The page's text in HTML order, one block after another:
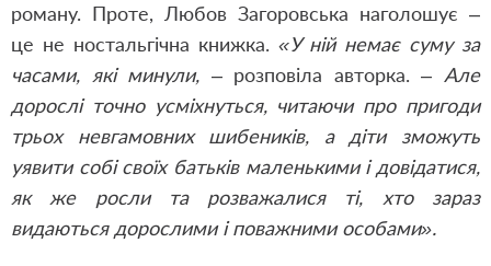
роману. Проте, Любов Загоровська наголошує –
це не ностальгічна книжка. «У ній немає суму за
часами, які минули, – розповіла авторка. – Але
дорослі точно усміхнуться, читаючи про пригоди
трьох невгамовних шибеників, а діти зможуть
уявити собі своїх батьків маленькими і довідатися,
як же росли та розважалися ті, хто зараз
видаються дорослими і поважними особами».